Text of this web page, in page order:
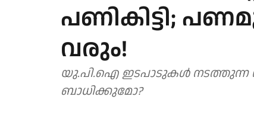
പണികിട്ടി;
വരും!
യു.പി.ഐ ഇടപാടുകള്‍ നടത്തുന്ന
ബാധിക്കുമോ?